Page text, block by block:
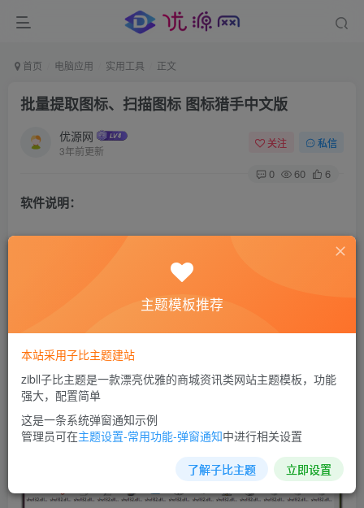
首页 电脑应用 实用工具 正文
批量提取图标、扫描图标 图标猎手中文版
优源网
3年前更新
关注 私信
0 60 6
软件说明：
一款可以提取图标跟鼠标指针的软件，可以批量提取，支持
子目录扫描，做了个汉化版。
软件截图：
主题模板推荐
本站采用子比主题建站
zibll子比主题是一款漂亮优雅的商城资讯类网站主题模板，功能
强大，配置简单
这是一条系统弹窗通知示例
管理员可在主题设置-常用功能-弹窗通知中进行相关设置
了解子比主题 立即设置